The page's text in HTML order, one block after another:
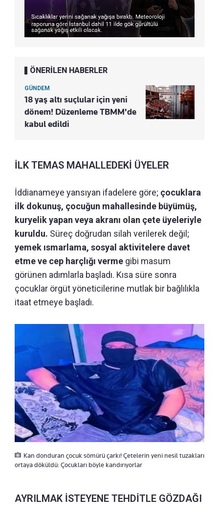
ÖNERİLEN HABERLER
GÜNDEM
18 yaş altı suçlular için yeni
dönem! Düzenleme TBMM'de
kabul edildi
İLK TEMAS MAHALLEDEKİ ÜYELER
İddianameye yansıyan ifadelere göre; çocuklara
ilk dokunuş, çocuğun mahallesinde büyümüş,
kuryelik yapan veya akranı olan çete üyeleriyle
kuruldu. Süreç doğrudan silah verilerek değil;
yemek ısmarlama, sosyal aktivitelere davet
etme ve cep harçlığı verme gibi masum
görünen adımlarla başladı. Kısa süre sonra
çocuklar örgüt yöneticilerine mutlak bir bağlılıkla
itaat etmeye başladı.
Kan donduran çocuk sömürü çarkı! Çetelerin yeni nesil tuzakları
ortaya döküldü: Çocukları böyle kandırıyorlar
AYRILMAK İSTEYENE TEHDİTLE GÖZDAĞI